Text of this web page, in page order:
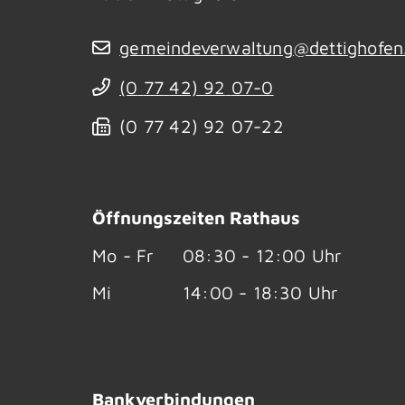
(0 77 42) 92 07-0
(0 77 42) 92 07-22
Öffnungszeiten Rathaus
Mo - Fr
08:30 - 12:00 Uhr
Mi
14:00 - 18:30 Uhr
Bankverbindungen